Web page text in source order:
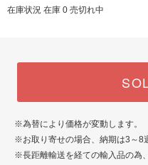
在庫状況 在庫 0 売切れ中
※為替により価格が変動します。
※お取り寄せの場合、納期は3～8
※長距離輸送を経ての輸入品の為